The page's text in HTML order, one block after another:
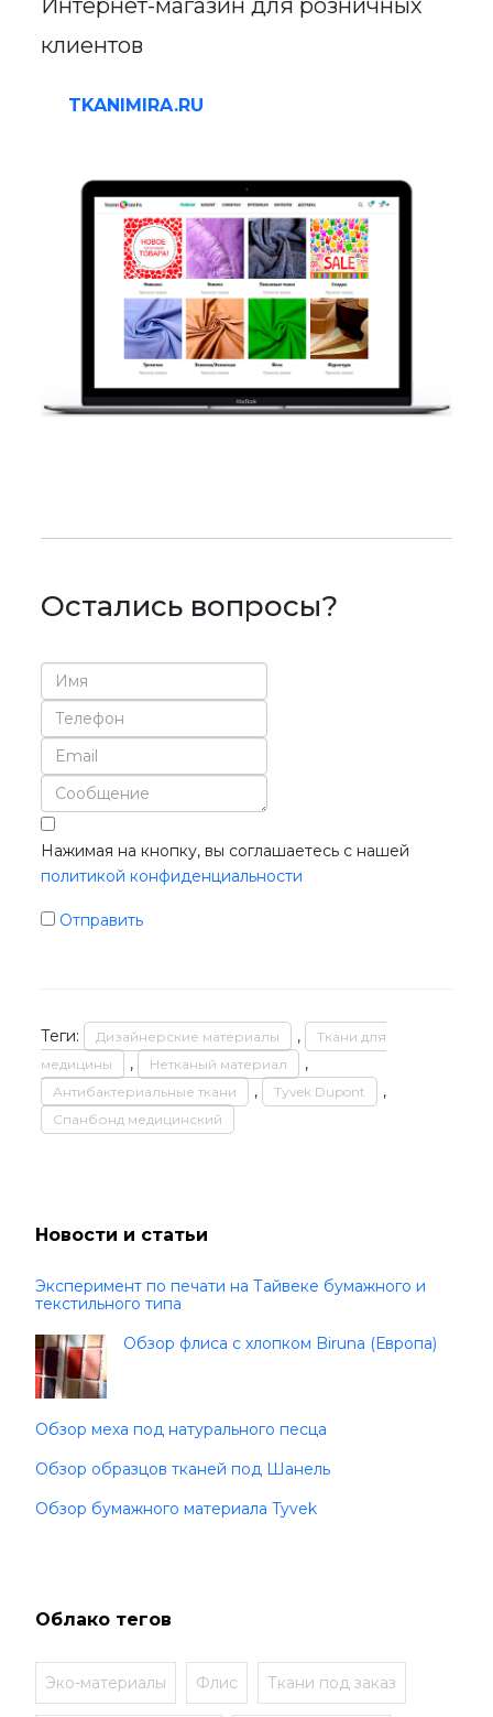
Интернет-магазин для розничных
клиентов
TKANIMIRA.RU
Остались вопросы?
Нажимая на кнопку, вы соглашаетесь с нашей
политикой конфиденциальности
Отправить
Теги: Дизайнерские материалы ,
Ткани для
медицины
, Нетканый материал ,
Антибактериальные ткани , Tyvek Dupont ,
Спанбонд медицинский
Новости и статьи
Эксперимент по печати на Тайвеке бумажного и
текстильного типа
Обзор флиса с хлопком Biruna (Европа)
Обзор меха под натурального песца
Обзор образцов тканей под Шанель
Обзор бумажного материала Tyvek
Облако тегов
Эко-материалы Флис Ткани под заказ